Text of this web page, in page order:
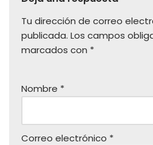
Tu dirección de correo
publicada. Los campos
marcados con *
Nombre *
Correo electrónico *